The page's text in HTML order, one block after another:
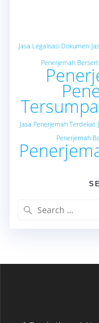
Jasa Legalisasi Dokumen
Penerjemah
Jasa Penerjemah Terdekat
Penerjemah